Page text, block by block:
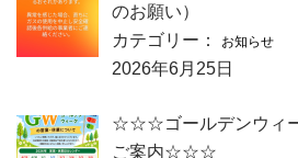
のお願い）
カテゴリー：
お知らせ
2026年6月25日
☆☆☆ゴールデンウィ
ご案内☆☆☆